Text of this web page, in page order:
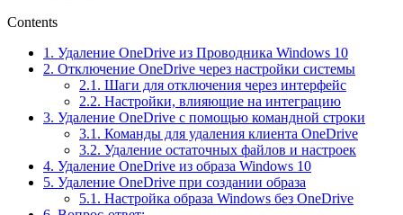
Contents
1. Удаление OneDrive из Проводника Windows 10
2. Отключение OneDrive через настройки системы
2.1. Шаги для отключения через интерфейс
2.2. Настройки, влияющие на интеграцию
3. Удаление OneDrive с помощью командной строки
3.1. Команды для удаления клиента OneDrive
3.2. Удаление остаточных файлов и настроек
4. Удаление OneDrive из образа Windows 10
5. Удаление OneDrive при создании образа
5.1. Настройка образа Windows без OneDrive